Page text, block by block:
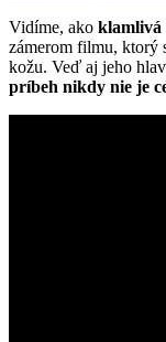
Vidíme, ako klamlivá
zámerom filmu, ktorý
kožu. Veď aj jeho
príbeh nikdy nie je